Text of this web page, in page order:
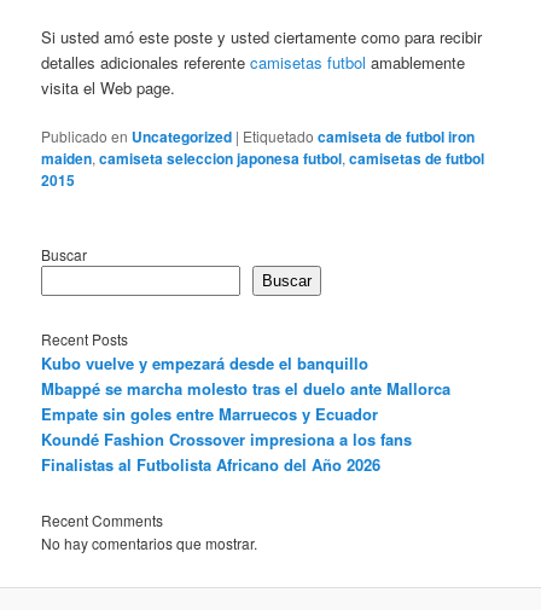
Si usted amó este poste y usted ciertamente como para recibir
detalles adicionales referentecamisetas futbol amablemente
visita el Web page.
Publicado en Uncategorized | Etiquetado camiseta de futbol iron
maiden,camiseta seleccion japonesa futbol,camisetas de futbol
2015
Buscar
Buscar
Recent Posts
Kubo vuelve y empezará desde el banquillo
Mbappé se marcha molesto tras el duelo ante Mallorca
Empate sin goles entre Marruecos y Ecuador
Koundé Fashion Crossover impresiona a los fans
Finalistas al Futbolista Africano del Año 2026
Recent Comments
No hay comentarios que mostrar.